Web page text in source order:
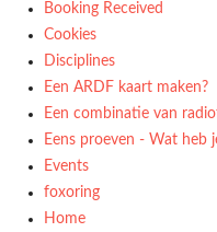
Booking Received
Cookies
Disciplines
Een ARDF kaart maken?
Een combinatie van
Eens proeven - Wat heb
Events
foxoring
Home